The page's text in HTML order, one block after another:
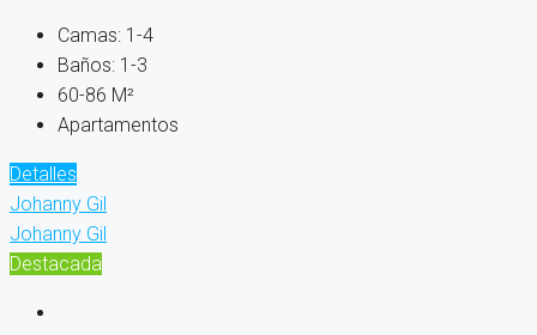
Camas: 1-4
Baños: 1-3
60-86 M²
Apartamentos
Detalles
Johanny Gil
Johanny Gil
Destacada